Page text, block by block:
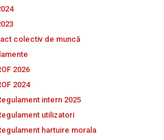
colectiv de muncă
2026
2024
intern 2025
utilizatori
hartuire morala